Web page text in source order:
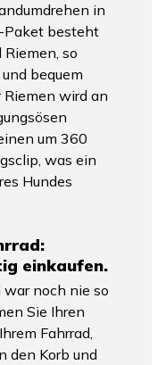
in
Paket besteht
Riemen, so
bequem
wird an
um 360
was ein
Hundes
einkaufen.
noch nie so
Sie Ihren
Fahrrad,
den Korb und